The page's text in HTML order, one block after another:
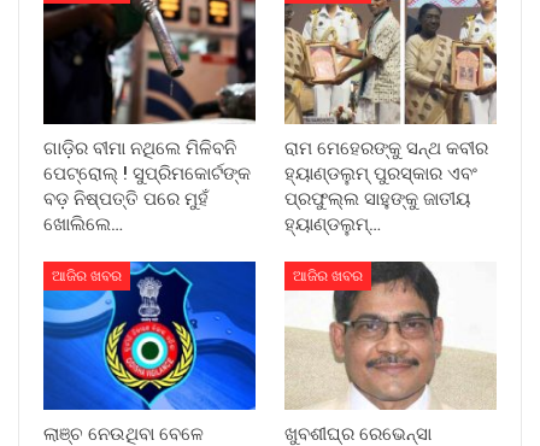
ଗାଡ଼ିର ବୀମା ନଥିଲେ ମିଳିବନି
ପେଟ୍ରୋଲ୍ ! ସୁପ୍ରିମକୋର୍ଟଙ୍କ
ବଡ଼ ନିଷ୍ପତ୍ତି ପରେ ମୁହଁ
ଖୋଲିଲେ…
ରାମ ମେହେରଙ୍କୁ ସନ୍ଥ କବୀର
ହ୍ୟାଣ୍ଡଲୁମ୍ ପୁରସ୍କାର ଏବଂ
ପ୍ରଫୁଲ୍ଲ ସାହୁଙ୍କୁ ଜାତୀୟ
ହ୍ୟାଣ୍ଡଲୁମ୍…
ଆଜିର ଖବର
ଲାଞ୍ଚ ନେଉଥିବା ବେଳେ
ଆଜିର ଖବର
ଖୁବଶୀଘ୍ର ରେଭେନ୍ସା